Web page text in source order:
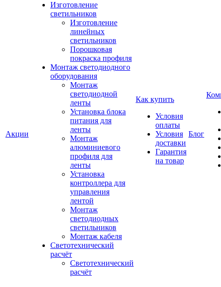
Акции
Изготовление
светильников
Изготовление
линейных
светильников
Порошковая
покраска профиля
Монтаж светодиодного
оборудования
Монтаж
светодиодной
ленты
Установка блока
питания для
ленты
Монтаж
алюминиевого
профиля для
ленты
Установка
контроллера для
управления
лентой
Монтаж
светодиодных
светильников
Монтаж кабеля
Светотехнический
расчёт
Светотехнический
расчёт
Как купить
Условия
оплаты
Условия
доставки
Гарантия
на товар
Блог